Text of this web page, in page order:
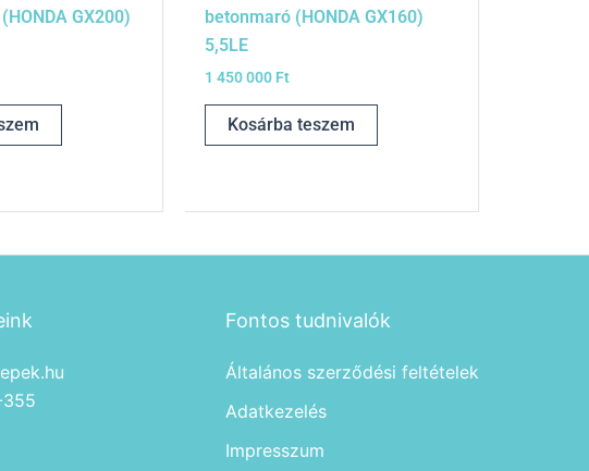
GX200)
betonmaró (HONDA GX160)
5,5LE
1 450 000 Ft
Kosárba teszem
Fontos tudnivalók
Általános szerződési feltételek
Adatkezelés
Impresszum